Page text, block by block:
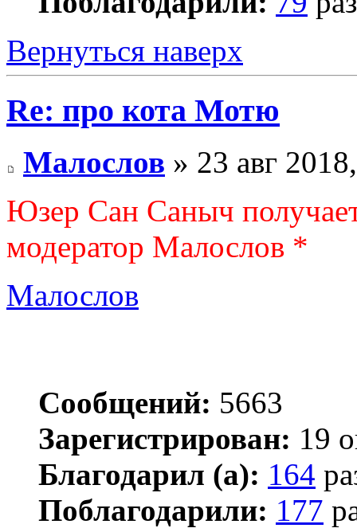
Вернуться наверх
Re: про кота Мотю
Малослов » 23 авг
Юзер Сан Саныч
модератор Малослов *
Малослов
Сообщений: 5663
Зарегистрирован: 19
Благодарил (а): 164
Поблагодарили: 177